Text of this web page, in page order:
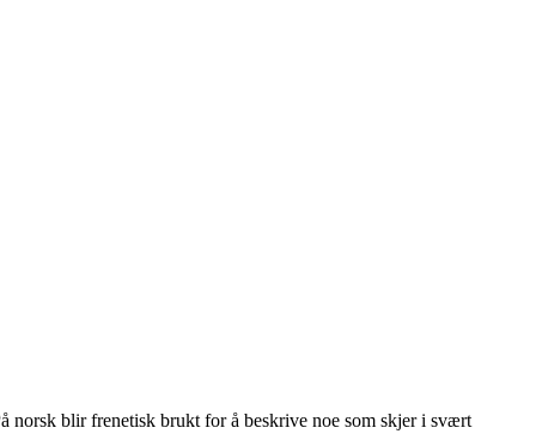
norsk blir frenetisk brukt for å beskrive noe som skjer i svært